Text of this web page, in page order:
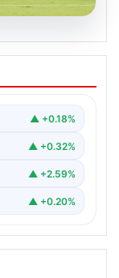
Gol
Lionel
▲ +0.18%
▲ +0.32%
▲ +2.59%
▲ +0.20%